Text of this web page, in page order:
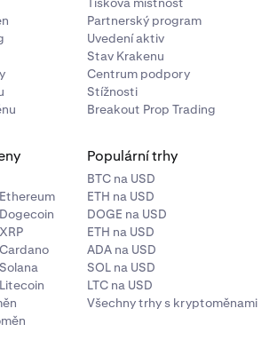
konverzní spready se uplatňují k
cen. Spread je obvykle malý
se v závislosti na měnovém páru a
30 000 $.
vidět svou aktuální nekrytou
sazbu?
aktuální zůstatek v USD,
panelu futures a jsou k
dotazů API.
30 000 $ na účet nebo na měnu?
práh 30 000 $ se vztahuje na
ztrátu (záporný zůstatek v
ztráty) ve vaší peněžence
moje nekrytá ztráta kolísá kolem
vyhnout úrokům tím, že zůstanu pod
vaše celková nekrytá ztráta
v USD + nerealizované ztráty) zůstane
vám účtovány žádné úroky.
Partnerský program
Uvedení aktiv
Stav Krakenu
Centrum podpory
Stížnosti
Breakout Prop Trading
Populární trhy
BTC na USD
ETH na USD
DOGE na USD
ETH na USD
ADA na USD
SOL na USD
LTC na USD
Všechny trhy s kryptoměnami